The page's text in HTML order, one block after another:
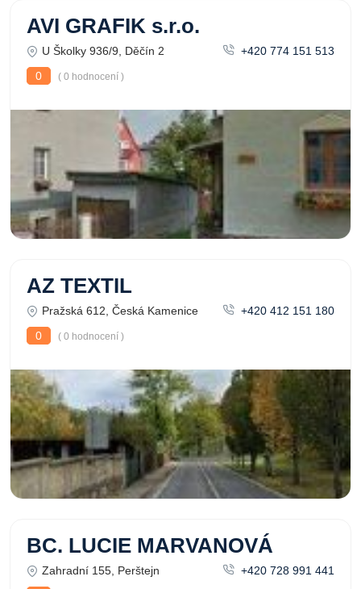
AVI GRAFIK s.r.o.
U Školky 936/9, Děčín 2
+420 774 151 513
0
( 0 hodnocení )
AZ TEXTIL
Pražská 612, Česká Kamenice
+420 412 151 180
0
( 0 hodnocení )
BC. LUCIE MARVANOVÁ
Zahradní 155, Perštejn +420 728 991 441